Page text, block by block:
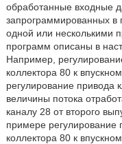
обработанные входные
запрограммированных в
одной или
программ описаны в
Например,
коллектора 80 к
регулирование привода
величины потока
каналу 28 от второго
примере регулирование
коллектора 80 к